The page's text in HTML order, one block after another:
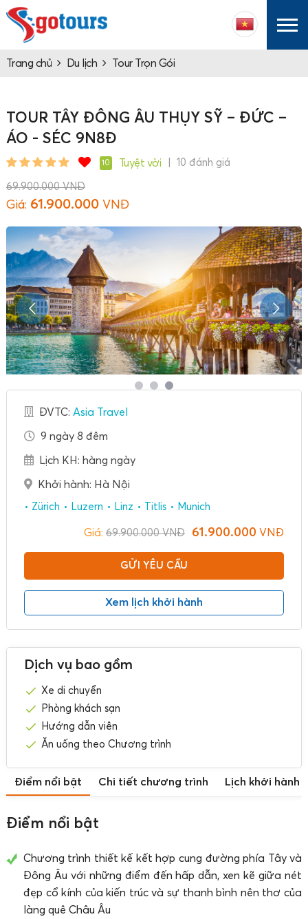
Trang chủ Du lịch Tour Trọn Gói
TOUR TÂY ĐÔNG ÂU THỤY SỸ – ĐỨC –
ÁO - SÉC 9N8Đ
10 Tuyệt vời | 10 đánh giá
69.900.000 VNĐ
Giá: 61.900.000VNĐ
ĐVTC: Asia Travel
9 ngày 8 đêm
Lịch KH: hàng ngày
Khởi hành: Hà Nội
Zürich Luzern Linz Titlis Munich
Giá:69.900.000VNĐ 61.900.000 VNĐ
GỬI YÊU CẦU
Xem lịch khởi hành
Điểm nổi bật Chi tiết chương trình Lịch khởi hành
Điểm nổi bật
Chương trình thiết kế kết hợp cung đường phía Tây và
Đông Âu với những điểm đến hấp dẫn, xen kẽ giữa nét
đẹp cổ kính của kiến trúc và sự thanh bình nên thơ của
làng quê Châu Âu
Dịch vụ bao gồm
Xe di chuyển
Phòng khách sạn
Hướng dẫn viên
Ăn uống theo Chương trình